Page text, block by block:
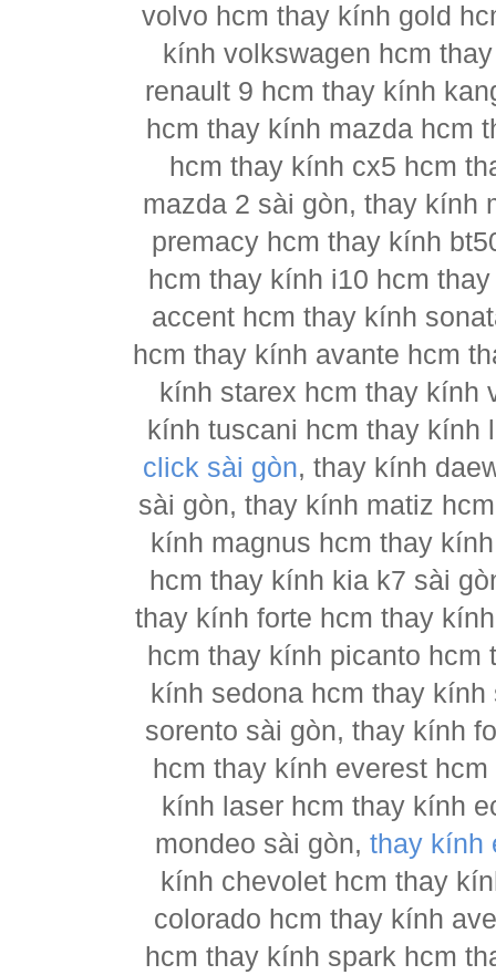
volvo hcm thay kính gold
kính volkswagen hcm
renault 9 hcm thay kính
hcm thay kính mazda hcm
hcm thay kính cx5 hcm
mazda 2 sài gòn, thay kính
premacy hcm thay kính
hcm thay kính i10 hcm
accent hcm thay kính
hcm thay kính avante hcm
kính starex hcm thay kính
kính tuscani hcm thay
click sài gòn, thay kính
sài gòn, thay kính matiz
kính magnus hcm thay
hcm thay kính kia k7 sài
thay kính forte hcm thay
hcm thay kính picanto
kính sedona hcm thay
sorento sài gòn, thay kính
hcm thay kính everest
kính laser hcm thay kính
mondeo sài gòn, thay kính
kính chevolet hcm thay
colorado hcm thay kính
hcm thay kính spark hcm